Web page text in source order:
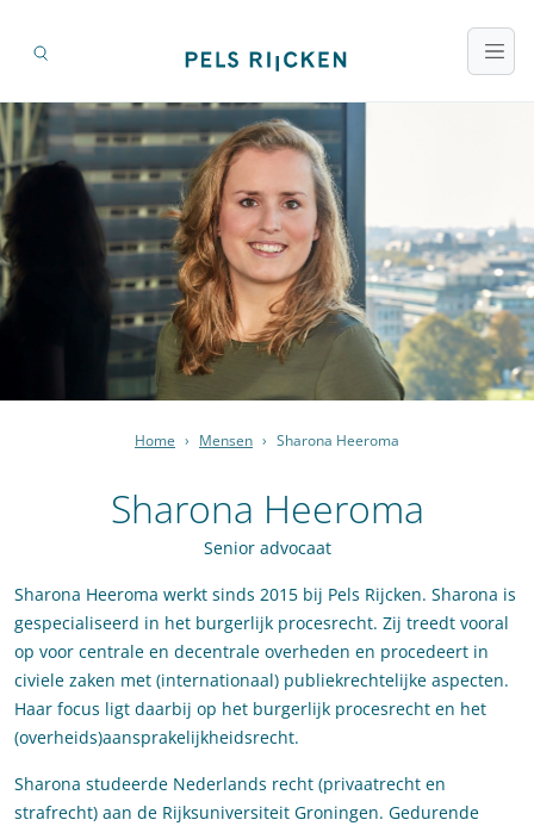
Home › Mensen › Sharona Heeroma
Sharona Heeroma
Senior advocaat
Sharona Heeroma werkt sinds 2015 bij Pels Rijcken. Sharona is
gespecialiseerd in het burgerlijk procesrecht. Zij treedt vooral
op voor centrale en decentrale overheden en procedeert in
civiele zaken met (internationaal) publiekrechtelijke aspecten.
Haar focus ligt daarbij op het burgerlijk procesrecht en het
(overheids)aansprakelijkheidsrecht.
Sharona studeerde Nederlands recht (privaatrecht en
strafrecht) aan de Rijksuniversiteit Groningen. Gedurende